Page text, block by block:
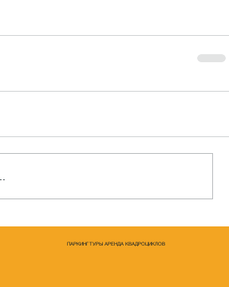
ПАРКИНГ ТУРЫ АРЕНДА КВАДРОЦИКЛОВ